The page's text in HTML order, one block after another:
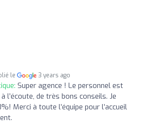
le 3 years ago
Super agence ! Le personnel est
l’écoute, de très bons conseils. Je
Merci à toute l’équipe pour l’accueil